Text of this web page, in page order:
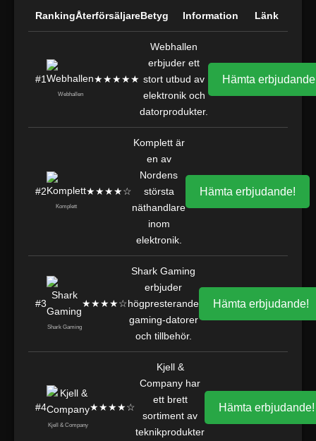
RankingÅterförsäljareBetyg Information Länk
#1
Webhallen
★★★★★
Webhallen
erbjuder ett
stort utbud av
elektronik och
datorprodukter.
Hämta
#2
Komplett
★★★★☆
Komplett är
en av
Nordens
största
näthandlare
inom
elektronik.
Hämta erbjudande!
#3
Shark Gaming
★★★★☆
Shark Gaming
erbjuder
högpresterande
gaming-datorer
och tillbehör.
Hämta erbjudande!
#4
Kjell & Company
★★★★☆
Kjell &
Company har
ett brett
sortiment av
teknikprodukter
Hämta erbjudande!